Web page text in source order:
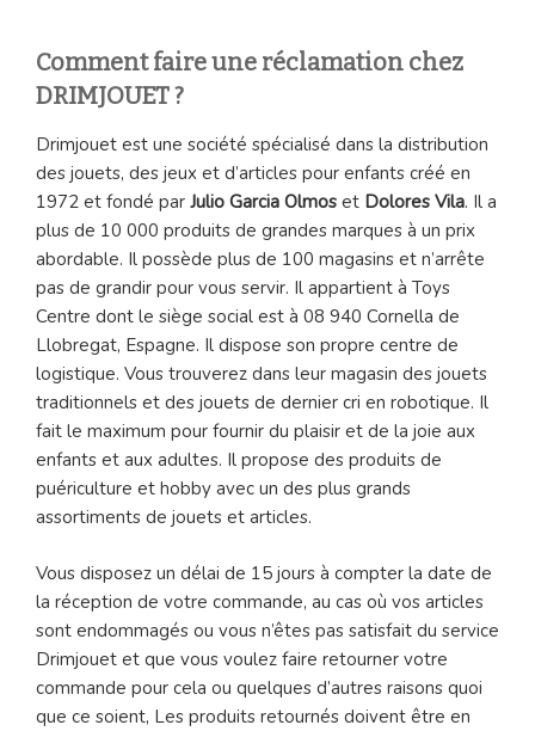
Comment faire une réclamation chez
DRIMJOUET ?
Drimjouet est une société spécialisé dans la distribution
des jouets, des jeux et d’articles pour enfants créé en
1972 et fondé par Julio Garcia Olmos et Dolores Vila. Il a
plus de 10 000 produits de grandes marques à un prix
abordable. Il possède plus de 100 magasins et n’arrête
pas de grandir pour vous servir. Il appartient à Toys
Centre dont le siège social est à 08 940 Cornella de
Llobregat, Espagne. Il dispose son propre centre de
logistique. Vous trouverez dans leur magasin des jouets
traditionnels et des jouets de dernier cri en robotique. Il
fait le maximum pour fournir du plaisir et de la joie aux
enfants et aux adultes. Il propose des produits de
puériculture et hobby avec un des plus grands
assortiments de jouets et articles.
Vous disposez un délai de 15 jours à compter la date de
la réception de votre commande, au cas où vos articles
sont endommagés ou vous n’êtes pas satisfait du service
Drimjouet et que vous voulez faire retourner votre
commande pour cela ou quelques d’autres raisons quoi
que ce soient, Les produits retournés doivent être en